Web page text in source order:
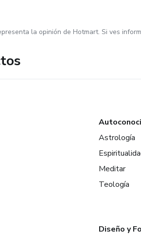
la opinión de Hotmart. Si ves
Astrología
Meditar
Teología
Diseño y